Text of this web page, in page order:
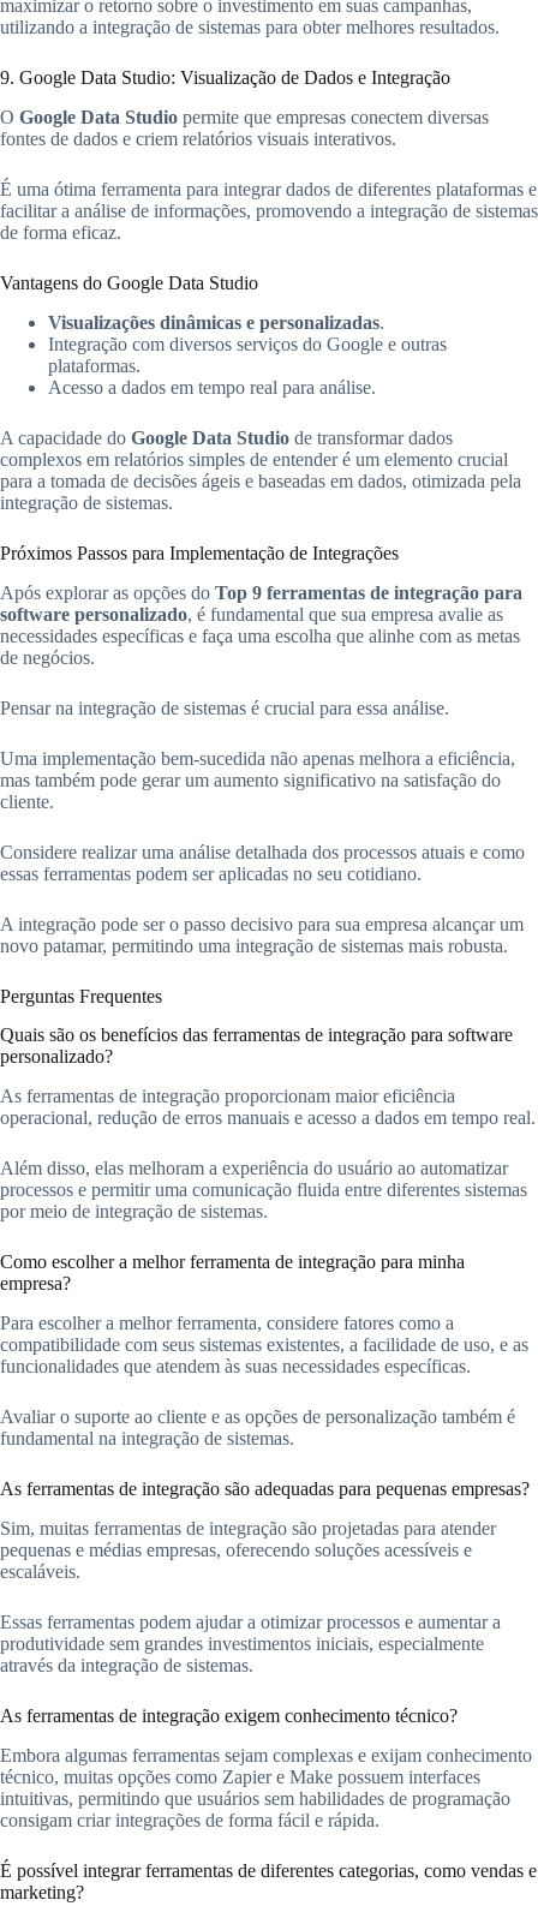
maximizar o retorno sobre o investimento em suas campanhas,
utilizando a integração de sistemas para obter melhores resultados.
9. Google Data Studio: Visualização de Dados e Integração
O Google Data Studio permite que empresas conectem diversas
fontes de dados e criem relatórios visuais interativos.
É uma ótima ferramenta para integrar dados de diferentes plataformas e
facilitar a análise de informações, promovendo a integração de sistemas
de forma eficaz.
Vantagens do Google Data Studio
Visualizações dinâmicas e personalizadas.
Integração com diversos serviços do Google e outras
plataformas.
Acesso a dados em tempo real para análise.
A capacidade do Google Data Studio de transformar dados
complexos em relatórios simples de entender é um elemento crucial
para a tomada de decisões ágeis e baseadas em dados, otimizada pela
integração de sistemas.
Próximos Passos para Implementação de Integrações
Após explorar as opções do Top 9 ferramentas de integração para
software personalizado, é fundamental que sua empresa avalie as
necessidades específicas e faça uma escolha que alinhe com as metas
de negócios.
Pensar na integração de sistemas é crucial para essa análise.
Uma implementação bem-sucedida não apenas melhora a eficiência,
mas também pode gerar um aumento significativo na satisfação do
cliente.
Considere realizar uma análise detalhada dos processos atuais e como
essas ferramentas podem ser aplicadas no seu cotidiano.
A integração pode ser o passo decisivo para sua empresa alcançar um
novo patamar, permitindo uma integração de sistemas mais robusta.
Perguntas Frequentes
Quais são os benefícios das ferramentas de integração para software
personalizado?
As ferramentas de integração proporcionam maior eficiência
operacional, redução de erros manuais e acesso a dados em tempo real.
Além disso, elas melhoram a experiência do usuário ao automatizar
processos e permitir uma comunicação fluida entre diferentes sistemas
por meio de integração de sistemas.
Como escolher a melhor ferramenta de integração para minha
empresa?
Para escolher a melhor ferramenta, considere fatores como a
compatibilidade com seus sistemas existentes, a facilidade de uso, e as
funcionalidades que atendem às suas necessidades específicas.
Avaliar o suporte ao cliente e as opções de personalização também é
fundamental na integração de sistemas.
As ferramentas de integração são adequadas para pequenas empresas?
Sim, muitas ferramentas de integração são projetadas para atender
pequenas e médias empresas, oferecendo soluções acessíveis e
escaláveis.
Essas ferramentas podem ajudar a otimizar processos e aumentar a
produtividade sem grandes investimentos iniciais, especialmente
através da integração de sistemas.
As ferramentas de integração exigem conhecimento técnico?
Embora algumas ferramentas sejam complexas e exijam conhecimento
técnico, muitas opções como Zapier e Make possuem interfaces
intuitivas, permitindo que usuários sem habilidades de programação
consigam criar integrações de forma fácil e rápida.
É possível integrar ferramentas de diferentes categorias, como vendas e
marketing?